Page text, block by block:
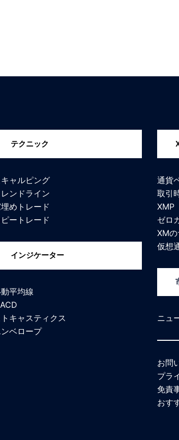
テクニック
キャルピング
レンドライン
めトレード
ピートレード
インジケーター
平均線
キャスティクス
ベロープ
通貨
取引
XMP
ゼロ
XM
仮想
ニュ
お問
プラ
免責
おす